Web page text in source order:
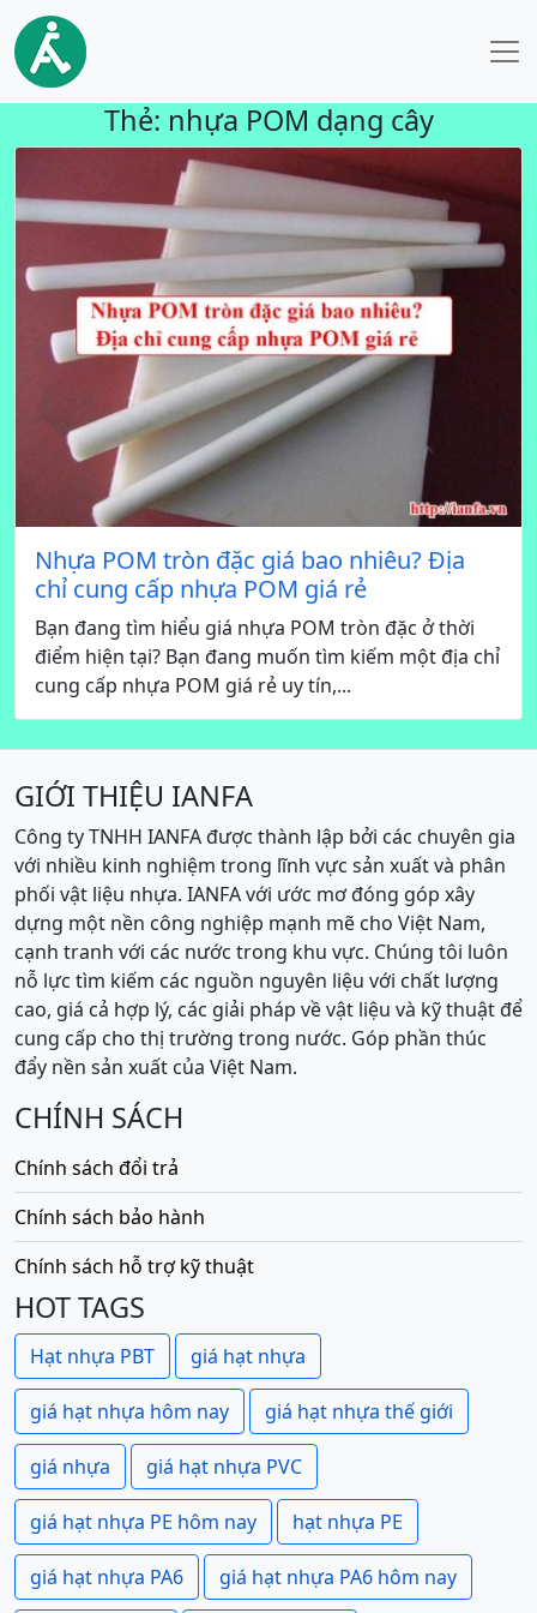
Thẻ: nhựa POM dạng cây
Nhựa POM tròn đặc giá bao nhiêu? Địa
chỉ cung cấp nhựa POM giá rẻ
Bạn đang tìm hiểu giá nhựa POM tròn đặc ở thời
điểm hiện tại? Bạn đang muốn tìm kiếm một địa chỉ
cung cấp nhựa POM giá rẻ uy tín,...
GIỚI THIỆU IANFA
Công ty TNHH IANFA được thành lập bởi các chuyên gia
với nhiều kinh nghiệm trong lĩnh vực sản xuất và phân
phối vật liệu nhựa. IANFA với ước mơ đóng góp xây
dựng một nền công nghiệp mạnh mẽ cho Việt Nam,
cạnh tranh với các nước trong khu vực. Chúng tôi luôn
nỗ lực tìm kiếm các nguồn nguyên liệu với chất lượng
cao, giá cả hợp lý, các giải pháp về vật liệu và kỹ thuật để
cung cấp cho thị trường trong nước. Góp phần thúc
đẩy nền sản xuất của Việt Nam.
CHÍNH SÁCH
Chính sách đổi trả
Chính sách bảo hành
Chính sách hỗ trợ kỹ thuật
HOT TAGS
Hạt nhựa PBT giá hạt nhựa
giá hạt nhựa hôm nay giá hạt nhựa thế giới
giá nhựa giá hạt nhựa PVC
giá hạt nhựa PE hôm nay hạt nhựa PE
giá hạt nhựa PA6 giá hạt nhựa PA6 hôm nay